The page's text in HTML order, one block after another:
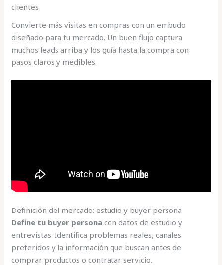
clientes
Convierte más visitas en compras con un embudo
diseñado para tu mercado. Un buen flujo captura
muchos leads arriba y los guía hasta la compra con
pasos claros y medibles.
Definición del mercado: estudio y buyer persona
Define tu buyer persona con datos de estudio y
entrevistas. Identifica problemas reales, canales
preferidos y la información que buscan antes de
comprar productos o contratar servicio.